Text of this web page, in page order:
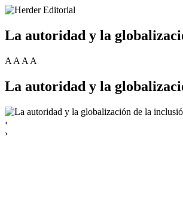
La autoridad y la
A A A A
La autoridad y la
‹
›